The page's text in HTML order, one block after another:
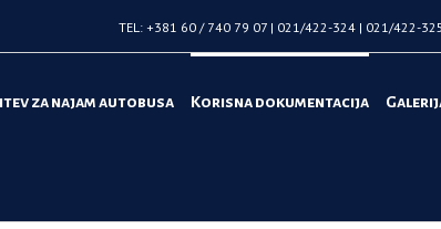
TEL: +381 60 / 740 79 07 | 021/422-324 | 021/422-325
za najam autobusa Korisna dokumentacija